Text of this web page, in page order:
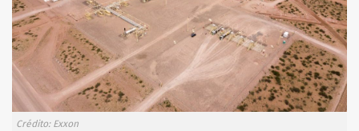
Crédito: Exxon